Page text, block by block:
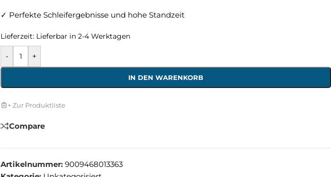
✓ Perfekte Schleifergebnisse und hohe Standzeit
Lieferzeit: Lieferbar in 2-4 Werktagen
- +
IN DEN WARENKORB
+ Zur Produktliste
Compare
Artikelnummer: 9009468013363